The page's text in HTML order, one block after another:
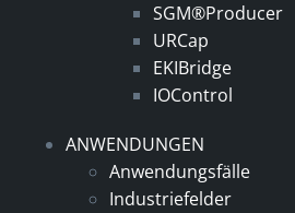
SGM®Producer
URCap
EKIBridge
IOControl
ANWENDUNGEN
Anwendungsfälle
Industriefelder